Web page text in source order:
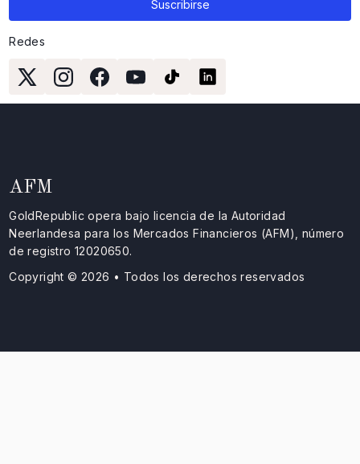
Redes
AFM
GoldRepublic opera bajo licencia de la Autoridad
Neerlandesa para los Mercados Financieros (AFM), número
de registro 12020650.
Copyright © 2026 • Todos los derechos reservados